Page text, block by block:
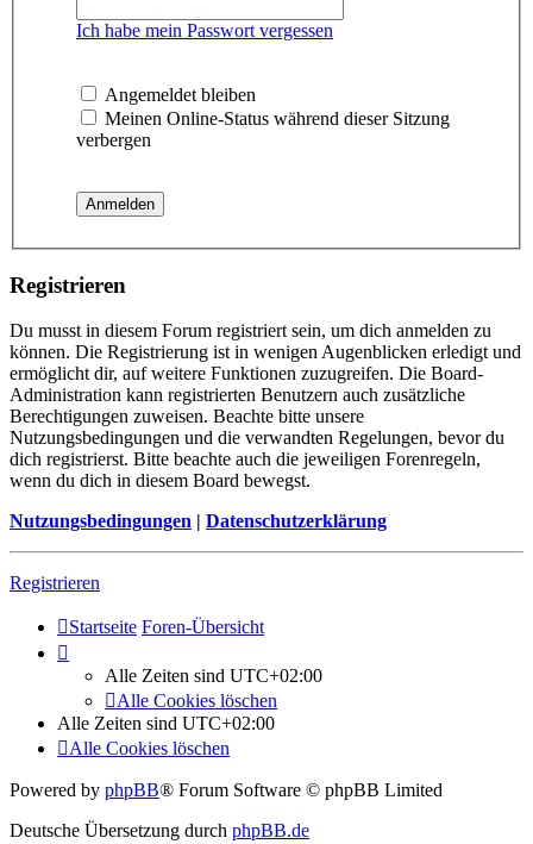
Ich habe mein Passwort vergessen
Angemeldet bleiben
Meinen Online-Status während dieser Sitzung
verbergen
Registrieren
Du musst in diesem Forum registriert sein, um dich anmelden zu
können. Die Registrierung ist in wenigen Augenblicken erledigt und
ermöglicht dir, auf weitere Funktionen zuzugreifen. Die Board-
Administration kann registrierten Benutzern auch zusätzliche
Berechtigungen zuweisen. Beachte bitte unsere
Nutzungsbedingungen und die verwandten Regelungen, bevor du
dich registrierst. Bitte beachte auch die jeweiligen Forenregeln,
wenn du dich in diesem Board bewegst.
Nutzungsbedingungen | Datenschutzerklärung
Registrieren
Startseite Foren-Übersicht
Alle Zeiten sind UTC+02:00
Alle Cookies löschen
Alle Zeiten sind UTC+02:00
Alle Cookies löschen
Powered by phpBB® Forum Software © phpBB Limited
Deutsche Übersetzung durch phpBB.de